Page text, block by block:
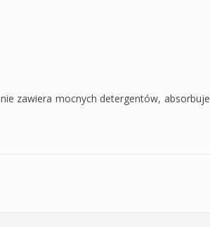
zawiera mocnych detergentów, absorbuje
Organica